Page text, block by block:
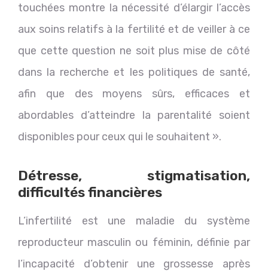
touchées montre la nécessité d’élargir l’accès
aux soins relatifs à la fertilité et de veiller à ce
que cette question ne soit plus mise de côté
dans la recherche et les politiques de santé,
afin que des moyens sûrs, efficaces et
abordables d’atteindre la parentalité soient
disponibles pour ceux qui le souhaitent ».
Détresse, stigmatisation,
difficultés financières
L’infertilité est une maladie du système
reproducteur masculin ou féminin, définie par
l’incapacité d’obtenir une grossesse après